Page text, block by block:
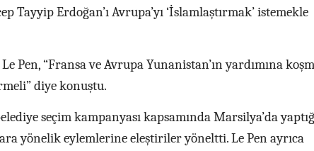
Tayyip Erdoğan’ı Avrupa’yı ‘İslamlaştırmak’ istemekle
Pen, “Fransa ve Avrupa Yunanistan’ın yardımına
diye konuştu.
seçim kampanyası kapsamında Marsilya’da
yönelik eylemlerine eleştiriler yöneltti. Le Pen ayrıca